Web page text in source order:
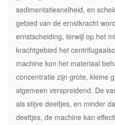
355
16,5
420
sedimentatiesnelheid, en
gebied van de ernstkracht
ernstscheiding, terwijl op het
krachtgebied het
machine kon het materiaal
concentratie zijn grote, kleine
algemeen verspreidend. De
als stijve deeltjes, en minder
deeltjes, de machine kan